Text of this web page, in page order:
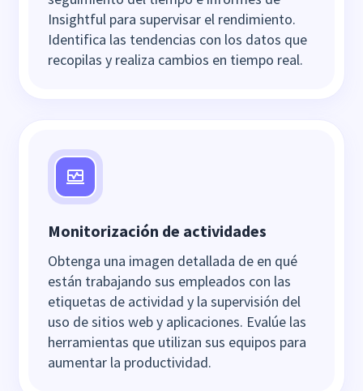
Insightful para supervisar el rendimiento.
Identifica las tendencias con los datos que
recopilas y realiza cambios en tiempo real.
Monitorización de actividades
Obtenga una imagen detallada de en qué
están trabajando sus empleados con las
etiquetas de actividad y la supervisión del
uso de sitios web y aplicaciones. Evalúe las
herramientas que utilizan sus equipos para
aumentar la productividad.